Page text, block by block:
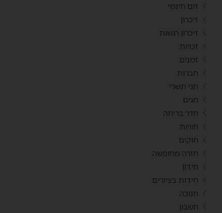
זום חינמי
זיכרון
זיכרון רגשות
זכויות
זמנים
חברות
חגי תשרי
חגים
חדר בריחה
חוויות
חוקים
חזרה מחופשה
חידון
חידות בציורים
חנוכה
חשבון